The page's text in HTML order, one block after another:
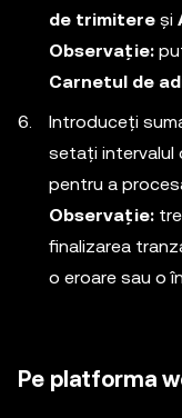
de trimitere și
Observație:
Carnetul de
Introduceți
setați intervalul
pentru a
Observație:
finalizarea
o eroare sau o
Pe platforma